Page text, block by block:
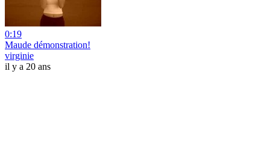
0:19
Maude démonstration!
virginie
il y a 20 ans